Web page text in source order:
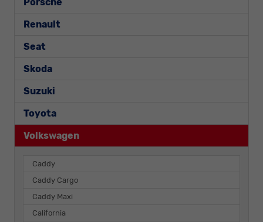
Porsche
Renault
Seat
Skoda
Suzuki
Toyota
Volkswagen
Caddy
Caddy Cargo
Caddy Maxi
California